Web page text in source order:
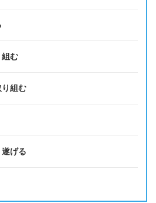
組む
組む
げる